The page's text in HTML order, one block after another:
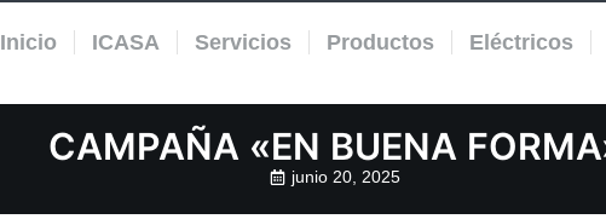
Inicio ICASA Servicios Productos Eléctricos
CAMPAÑA «EN BUENA
junio 20, 2025